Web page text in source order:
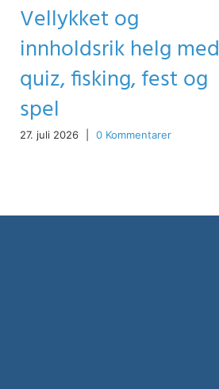
Vellykket og
innholdsrik helg med
quiz, fisking, fest og
spel
27. juli 2026 0 Kommentarer